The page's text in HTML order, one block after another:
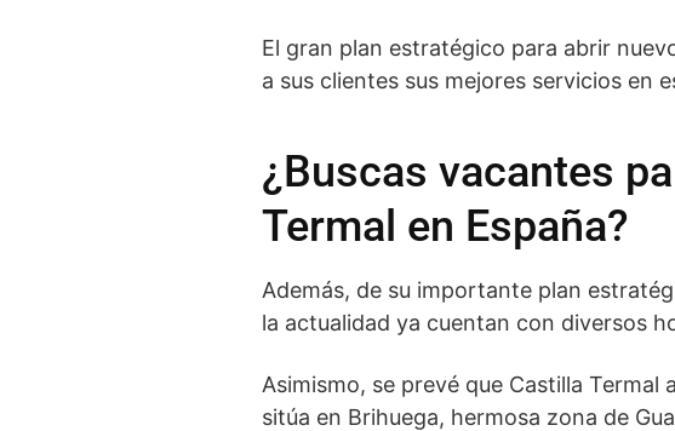
El gran plan estratégico para abrir
a sus clientes sus mejores servicios en
¿Buscas vacantes
Termal en España?
Además, de su importante plan
la actualidad ya cuentan con diversos
Asimismo, se prevé que Castilla Termal
sitúa en Brihuega, hermosa zona de